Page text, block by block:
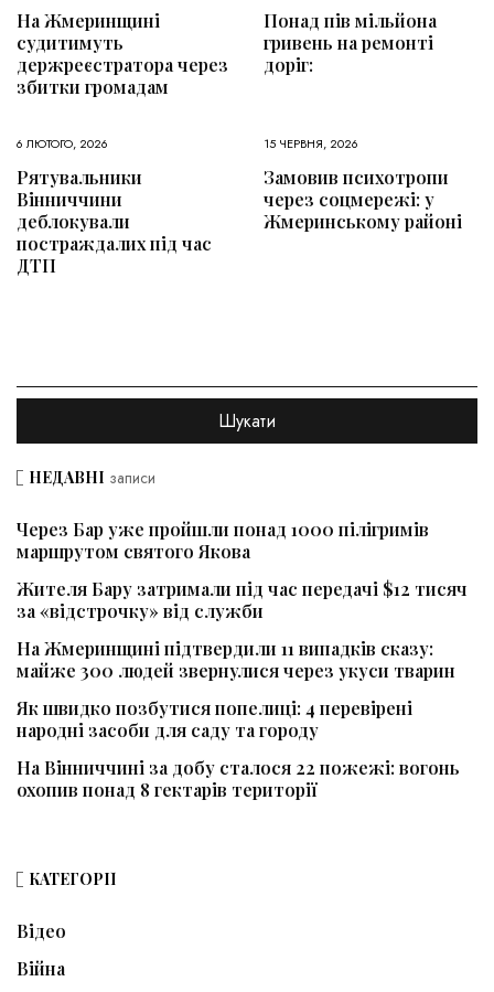
На Жмеринщині
судитимуть
держреєстратора через
збитки громадам
Понад пів мільйона
гривень на ремонті
доріг:
6 ЛЮТОГО, 2026
Рятувальники
Вінниччини
деблокували
постраждалих під час
ДТП
15 ЧЕРВНЯ, 2026
Замовив психотропи
через соцмережі: у
Жмеринському районі
НЕДАВНІ записи
Через Бар уже пройшли понад 1000 пілігримів
маршрутом святого Якова
Жителя Бару затримали під час передачі $12 тисяч
за «відстрочку» від служби
На Жмеринщині підтвердили 11 випадків сказу:
майже 300 людей звернулися через укуси тварин
Як швидко позбутися попелиці: 4 перевірені
народні засоби для саду та городу
На Вінниччині за добу сталося 22 пожежі: вогонь
охопив понад 8 гектарів території
КАТЕГОРІЇ
Відео
Війна